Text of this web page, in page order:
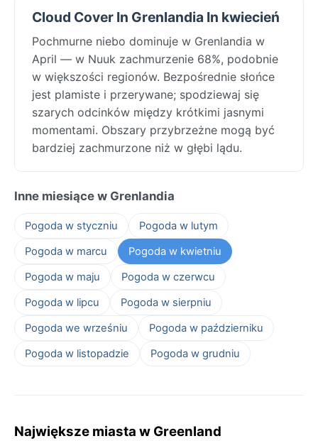
Cloud Cover In Grenlandia In kwiecień
Pochmurne niebo dominuje w Grenlandia w
April — w Nuuk zachmurzenie 68%, podobnie
w większości regionów. Bezpośrednie słońce
jest plamiste i przerywane; spodziewaj się
szarych odcinków między krótkimi jasnymi
momentami. Obszary przybrzeżne mogą być
bardziej zachmurzone niż w głębi lądu.
Inne miesiące w Grenlandia
Pogoda w styczniu
Pogoda w lutym
Pogoda w marcu
Pogoda w kwietniu
Pogoda w maju
Pogoda w czerwcu
Pogoda w lipcu
Pogoda w sierpniu
Pogoda we wrześniu
Pogoda w październiku
Pogoda w listopadzie
Pogoda w grudniu
Największe miasta w Greenland